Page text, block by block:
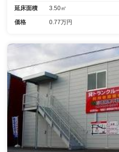
延床面積 3.50㎡
価格 0.77万円